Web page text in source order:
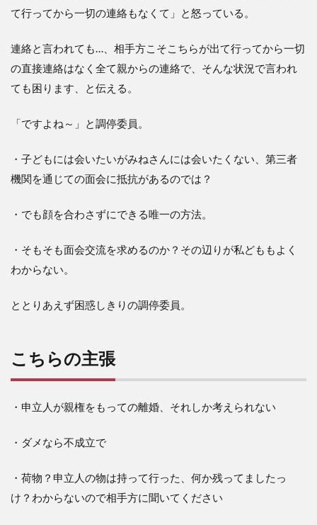
て行ってから一切の連絡もなくて」と怒っている。
連絡と言われても…、相手方こそこちらが出て行ってから一切
の直接連絡はなく全て親からの連絡で、そんな状況で言われ
ても困ります、と伝える。
「ですよね～」と調停委員。
・子どもには会いたいがみねさんには会いたくない、第三者
機関を通じての面会に抵抗があるのでは？
・でも顔を合わさずにできる唯一の方法。
・そもそも面会交流を求めるのか？その辺りが私どももよく
わからない。
ととりあえず困惑しきりの調停委員。
こちらの主張
・申立人が親権をもっての離婚、それしか考えられない
・ダメなら不成立で
・荷物？申立人の物は持って行った、何か残ってましたっ
け？わからないので相手方に聞いてください